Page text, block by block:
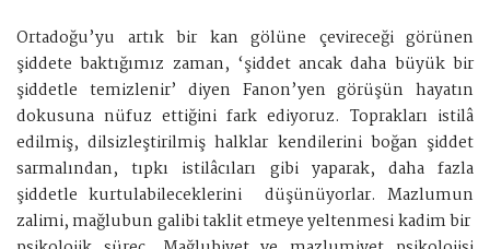
Ortadoğu’yu artık bir kan gölüne çevireceği görünen
şiddete baktığımız zaman, ‘şiddet ancak daha büyük bir
şiddetle temizlenir’ diyen Fanon’yen görüşün hayatın
dokusuna nüfuz ettiğini fark ediyoruz. Toprakları istilâ
edilmiş, dilsizleştirilmiş halklar kendilerini boğan şiddet
sarmalından, tıpkı istilâcıları gibi yaparak, daha fazla
şiddetle kurtulabileceklerini düşünüyorlar. Mazlumun
zalimi, mağlubun galibi taklit etmeye yeltenmesi kadim bir